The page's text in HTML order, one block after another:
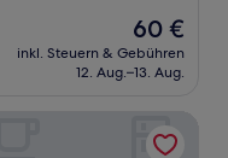
Der
Preis
beträgt
60 €
inkl. Steuern & Gebühren
12. Aug.–13. Aug.